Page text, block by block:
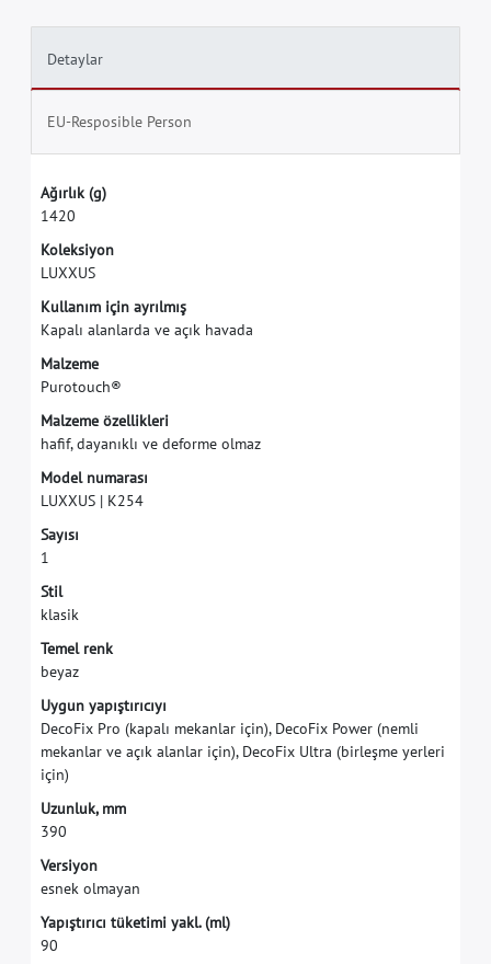
Detaylar
EU-Resposible Person
Ağırlık (g)
1420
Koleksiyon
LUXXUS
Kullanım için ayrılmış
Kapalı alanlarda ve açık havada
Malzeme
Purotouch®
Malzeme özellikleri
haff, dayanıklı ve deforme olmaz
Model numarası
LUXXUS | K254
Sayısı
1
Stil
klasik
Temel renk
beyaz
Uygun yapıştırıcıyı
DecoFix Pro (kapalı mekanlar için), DecoFix Power (nemli
mekanlar ve açık alanlar için), DecoFix Ultra (birleşme yerleri
için)
Uzunluk, mm
390
Versiyon
esnek olmayan
Yapıştırıcı tüketimi yakl. (ml)
90